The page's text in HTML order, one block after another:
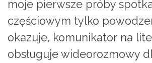
moje pierwsze próby
częściowym tylko
okazuje, komunikator na
obsługuje wideorozmowy